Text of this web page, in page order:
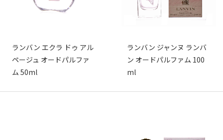
ランバン エクラ ドゥ アル
ページュ オードパルファ
ム 50ml
ランバン ジャンヌ ランバ
ン オードパルファム 100
ml